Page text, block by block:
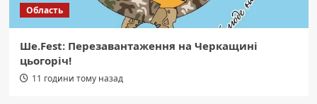
Область
Ше.Fest: Перезавантаження на Черкащині
цьогоріч!
11 години тому назад